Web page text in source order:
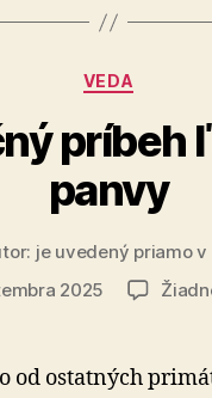
Kategórie
VEDA
príbeh
panvy
je uvedený priamo v
2025
od ostatných